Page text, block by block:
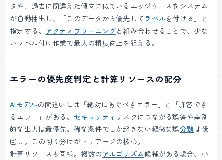
タや、過去に間違えた傾向に似ているエッジケースをシステム
が自動抽出し、「このデータから優先して ラベルを付ける」と
指定する。 アクティブラーニングと組み合わせることで、少な
いラベル付け作業で最大の精度向上を狙える。
エラーの優先度判定と計算リソースの配分
AIモデルの間違いには「絶対に防ぐべきエラー」と「許容でき
るエラー」がある。 セキュリティ リスクにつながる誤答や差別
的な出力は最優先。稀な条件でしか起きない軽微な誤分類は後
回し。この切り分けがトリアージの核心。
計算リソースも同様。複数のアルゴリズム候補がある場合、小